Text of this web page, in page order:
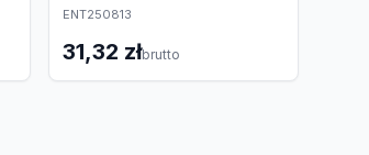
ENT250813
31,32 złbrutto